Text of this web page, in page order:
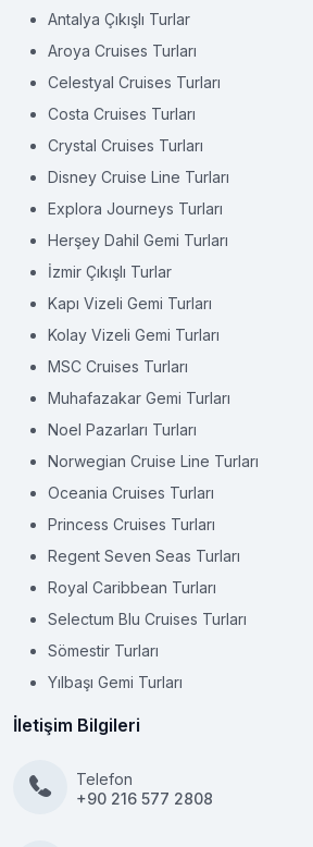
Antalya Çıkışlı Turlar
Aroya Cruises Turları
Celestyal Cruises Turları
Costa Cruises Turları
Crystal Cruises Turları
Disney Cruise Line Turları
Explora Journeys Turları
Herşey Dahil Gemi Turları
İzmir Çıkışlı Turlar
Kapı Vizeli Gemi Turları
Kolay Vizeli Gemi Turları
MSC Cruises Turları
Muhafazakar Gemi Turları
Noel Pazarları Turları
Norwegian Cruise Line Turları
Oceania Cruises Turları
Princess Cruises Turları
Regent Seven Seas Turları
Royal Caribbean Turları
Selectum Blu Cruises Turları
Sömestir Turları
Yılbaşı Gemi Turları
İletişim Bilgileri
Telefon
+90 216 577 2808